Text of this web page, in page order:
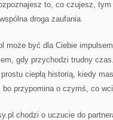
to, co czujesz,
droga zaufania.
może być dla Ciebie
gdy przychodzi trudny
prostu ciepłą historią, kiedy
bo przypomina o czymś, co
chodzi o uczucie do